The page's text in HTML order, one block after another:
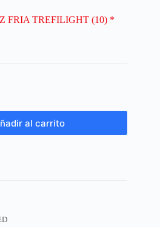
FRIA TREFILIGHT (10) *
al carrito